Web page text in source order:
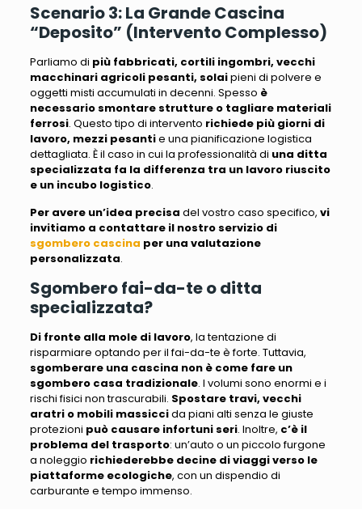
Scenario 3: La Grande Cascina
“Deposito” (Intervento Complesso)
Parliamo di più fabbricati, cortili ingombri, vecchi
macchinari agricoli pesanti, solaipieni di polvere e
oggetti misti accumulati in decenni. Spesso è
necessario smontare strutture o tagliare materiali
ferrosi. Questo tipo di intervento richiede più giorni di
lavoro, mezzi pesantie una pianificazione logistica
dettagliata. È il caso in cui la professionalità di una ditta
specializzata fa la differenza tra un lavoro riuscito
e un incubo logistico.
Per avere un’idea precisa del vostro caso specifico, vi
invitiamo a contattare il nostro servizio di
sgombero cascina per una valutazione
personalizzata.
Sgombero fai-da-te o ditta
specializzata?
Di fronte alla mole di lavoro, la tentazione di
risparmiare optando per il fai-da-te è forte. Tuttavia,
sgomberare una cascina non è come fare un
sgombero casa tradizionale. I volumi sono enormi e i
rischi fisici non trascurabili. Spostare travi, vecchi
aratri o mobili massiccida piani alti senza le giuste
protezioni può causare infortuni seri. Inoltre, c’è il
problema del trasporto: un’auto o un piccolo furgone
a noleggio richiederebbe decine di viaggi verso le
piattaforme ecologiche, con un dispendio di
carburante e tempo immenso.